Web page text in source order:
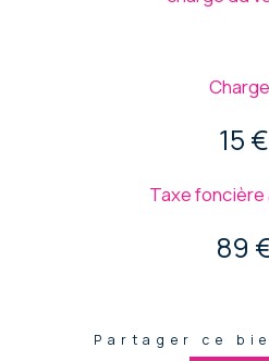
15 €
Taxe foncière
89
Partager ce